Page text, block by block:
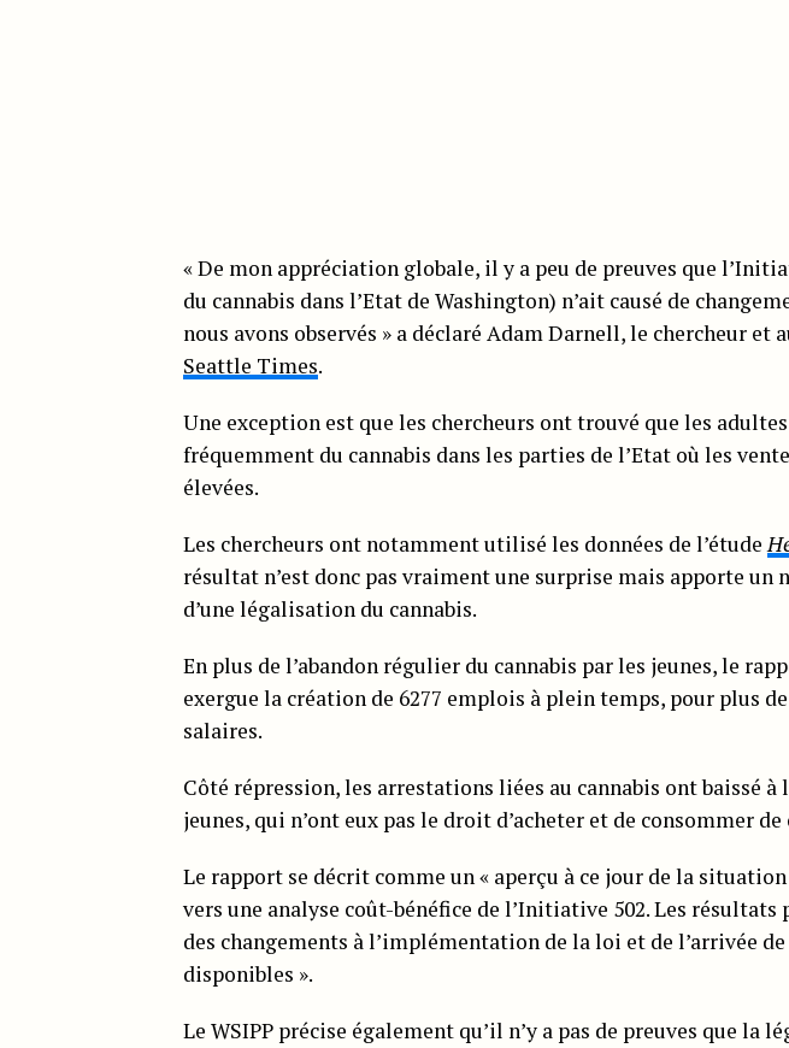
« De mon appréciation globale, il y a peu de preuves que
du cannabis dans l’Etat de Washington) n’ait causé de
nous avons observés » a déclaré Adam Darnell, le chercheur et
Seattle Times.
Une exception est que les chercheurs ont trouvé que les
fréquemment du cannabis dans les parties de l’Etat où les
élevées.
Les chercheurs ont notamment utilisé les données de l’étude
résultat n’est donc pas vraiment une surprise mais apporte un
d’une légalisation du cannabis.
En plus de l’abandon régulier du cannabis par les jeunes, le
exergue la création de 6277 emplois à plein temps, pour plus
salaires.
Côté répression, les arrestations liées au cannabis ont baissé
jeunes, qui n’ont eux pas le droit d’acheter et de consommer de
Le rapport se décrit comme un « aperçu à ce jour de la
vers une analyse coût-bénéfice de l’Initiative 502. Les
des changements à l’implémentation de la loi et de l’arrivée
disponibles ».
Le WSIPP précise également qu’il n’y a pas de preuves que la